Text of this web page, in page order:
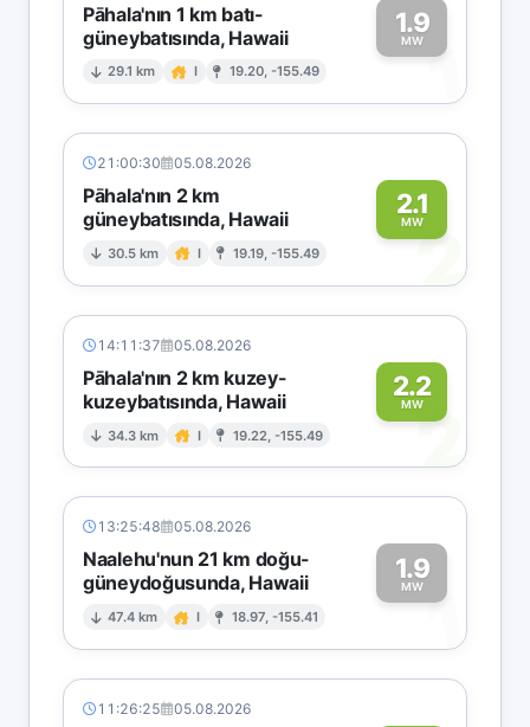
Pāhala'nın 1 km batı-
güneybatısında, Hawaii
29.1 km I 19.20, -155.49
1.9
MW1
21:00:30 05.08.2026
Pāhala'nın 2 km
güneybatısında, Hawaii
30.5 km I 19.19, -155.49
2.1
MW
2
14:11:37 05.08.2026
Pāhala'nın 2 km kuzey-
kuzeybatısında, Hawaii
34.3 km I 19.22, -155.49
2.2
MW2
13:25:48 05.08.2026
Naalehu'nun 21 km doğu-
güneydoğusunda, Hawaii
47.4 km I 18.97, -155.41
1.9
MW1
11:26:25 05.08.2026